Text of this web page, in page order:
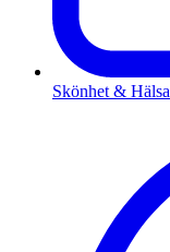
Skönhet & Hälsa